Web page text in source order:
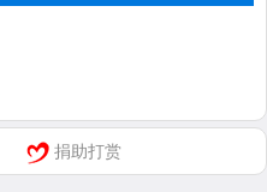
捐助打赏